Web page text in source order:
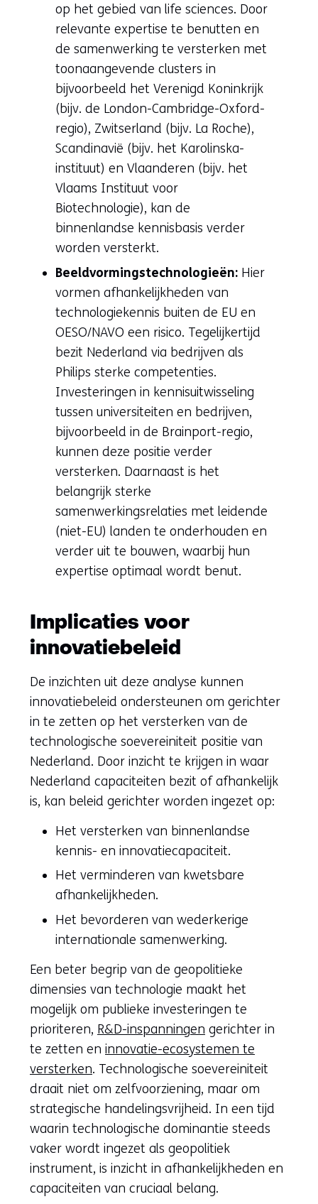
op het gebied van life sciences. Door
relevante expertise te benutten en
de samenwerking te versterken met
toonaangevende clusters in
bijvoorbeeld het Verenigd Koninkrijk
(bijv. de London-Cambridge-Oxford-
regio), Zwitserland (bijv. La Roche),
Scandinavië (bijv. het Karolinska-
instituut) en Vlaanderen (bijv. het
Vlaams Instituut voor
Biotechnologie), kan de
binnenlandse kennisbasis verder
worden versterkt.
Beeldvormingstechnologieën: Hier
vormen afhankelijkheden van
technologiekennis buiten de EU en
OESO/NAVO een risico. Tegelijkertijd
bezit Nederland via bedrijven als
Philips sterke competenties.
Investeringen in kennisuitwisseling
tussen universiteiten en bedrijven,
bijvoorbeeld in de Brainport-regio,
kunnen deze positie verder
versterken. Daarnaast is het
belangrijk sterke
samenwerkingsrelaties met leidende
(niet-EU) landen te onderhouden en
verder uit te bouwen, waarbij hun
expertise optimaal wordt benut.
Implicaties voor
innovatiebeleid
De inzichten uit deze analyse kunnen
innovatiebeleid ondersteunen om gerichter
in te zetten op het versterken van de
technologische soevereiniteit positie van
Nederland. Door inzicht te krijgen in waar
Nederland capaciteiten bezit of afhankelijk
is, kan beleid gerichter worden ingezet op:
Het versterken van binnenlandse
kennis- en innovatiecapaciteit.
Het verminderen van kwetsbare
afhankelijkheden.
Het bevorderen van wederkerige
internationale samenwerking.
Een beter begrip van de geopolitieke
dimensies van technologie maakt het
mogelijk om publieke investeringen te
prioriteren, R&D-inspanningen gerichter in
te zetten en innovatie-ecosystemen te
versterken. Technologische soevereiniteit
draait niet om zelfvoorziening, maar om
strategische handelingsvrijheid. In een tijd
waarin technologische dominantie steeds
vaker wordt ingezet als geopolitiek
instrument, is inzicht in afhankelijkheden en
capaciteiten van cruciaal belang.